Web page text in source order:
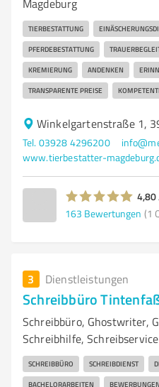
Magdeburg
TIERBESTATTUNG
PFERDEBESTATTUNG
KREMIERUNG ANDENKEN
TRANSPARENTE PREISE
Winkelgartenstraße 1,
Tel. 03928 4296200
www.tierbestatter-
4,80
163 Bewertungen (1
3 Dienstleistungen
Schreibbüro
Schreibbüro, Ghostwriter,
Schreibhilfe, Schreibservice
SCHREIBBÜRO SCHREIBDIENST
BACHELORARBEITEN